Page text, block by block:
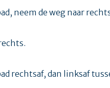
neem de weg naar
rechtsaf, dan linksaf